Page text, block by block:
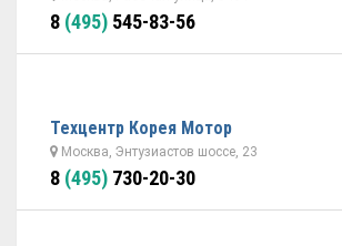
8 (495) 545-83-56
Техцентр Корея Мотор
Москва, Энтузиастов шоссе, 23
8 (495) 730-20-30